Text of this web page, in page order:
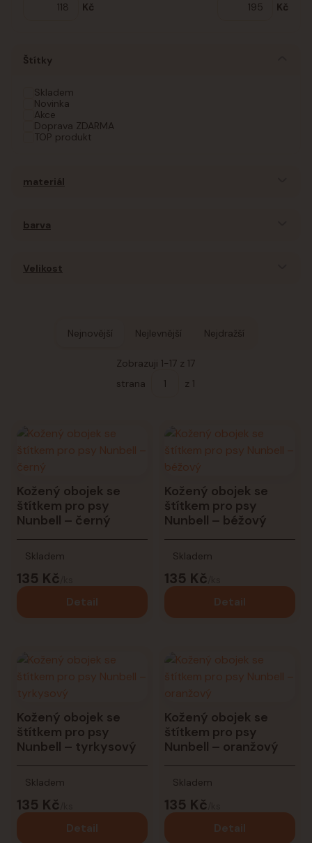
Kč Kč
Štítky
Skladem
Novinka
Akce
Doprava ZDARMA
TOP produkt
materiál
barva
Velikost
Nejnovější Nejlevnější Nejdražší
Zobrazuji 1-17 z 17
strana
z 1
Kožený obojek se
štítkem pro psy
Nunbell – černý
135 Kč
Skladem
Detail
Kožený obojek se
štítkem pro psy
Nunbell – béžový
135 Kč
Skladem
Detail
Kožený obojek se
štítkem pro psy
Nunbell – tyrkysový
135 Kč
Skladem
Detail
Kožený obojek se
štítkem pro psy
Nunbell – oranžový
135 Kč
Skladem
Detail